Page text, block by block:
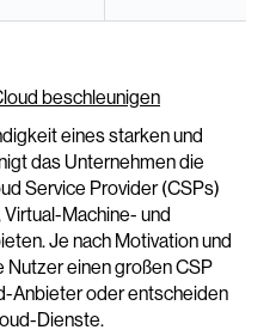
beschleunigen
eines starken und
das Unternehmen die
Service Provider (CSPs)
Machine- und
Je nach Motivation und
einen großen CSP
Anbieter oder entscheiden
Dienste.